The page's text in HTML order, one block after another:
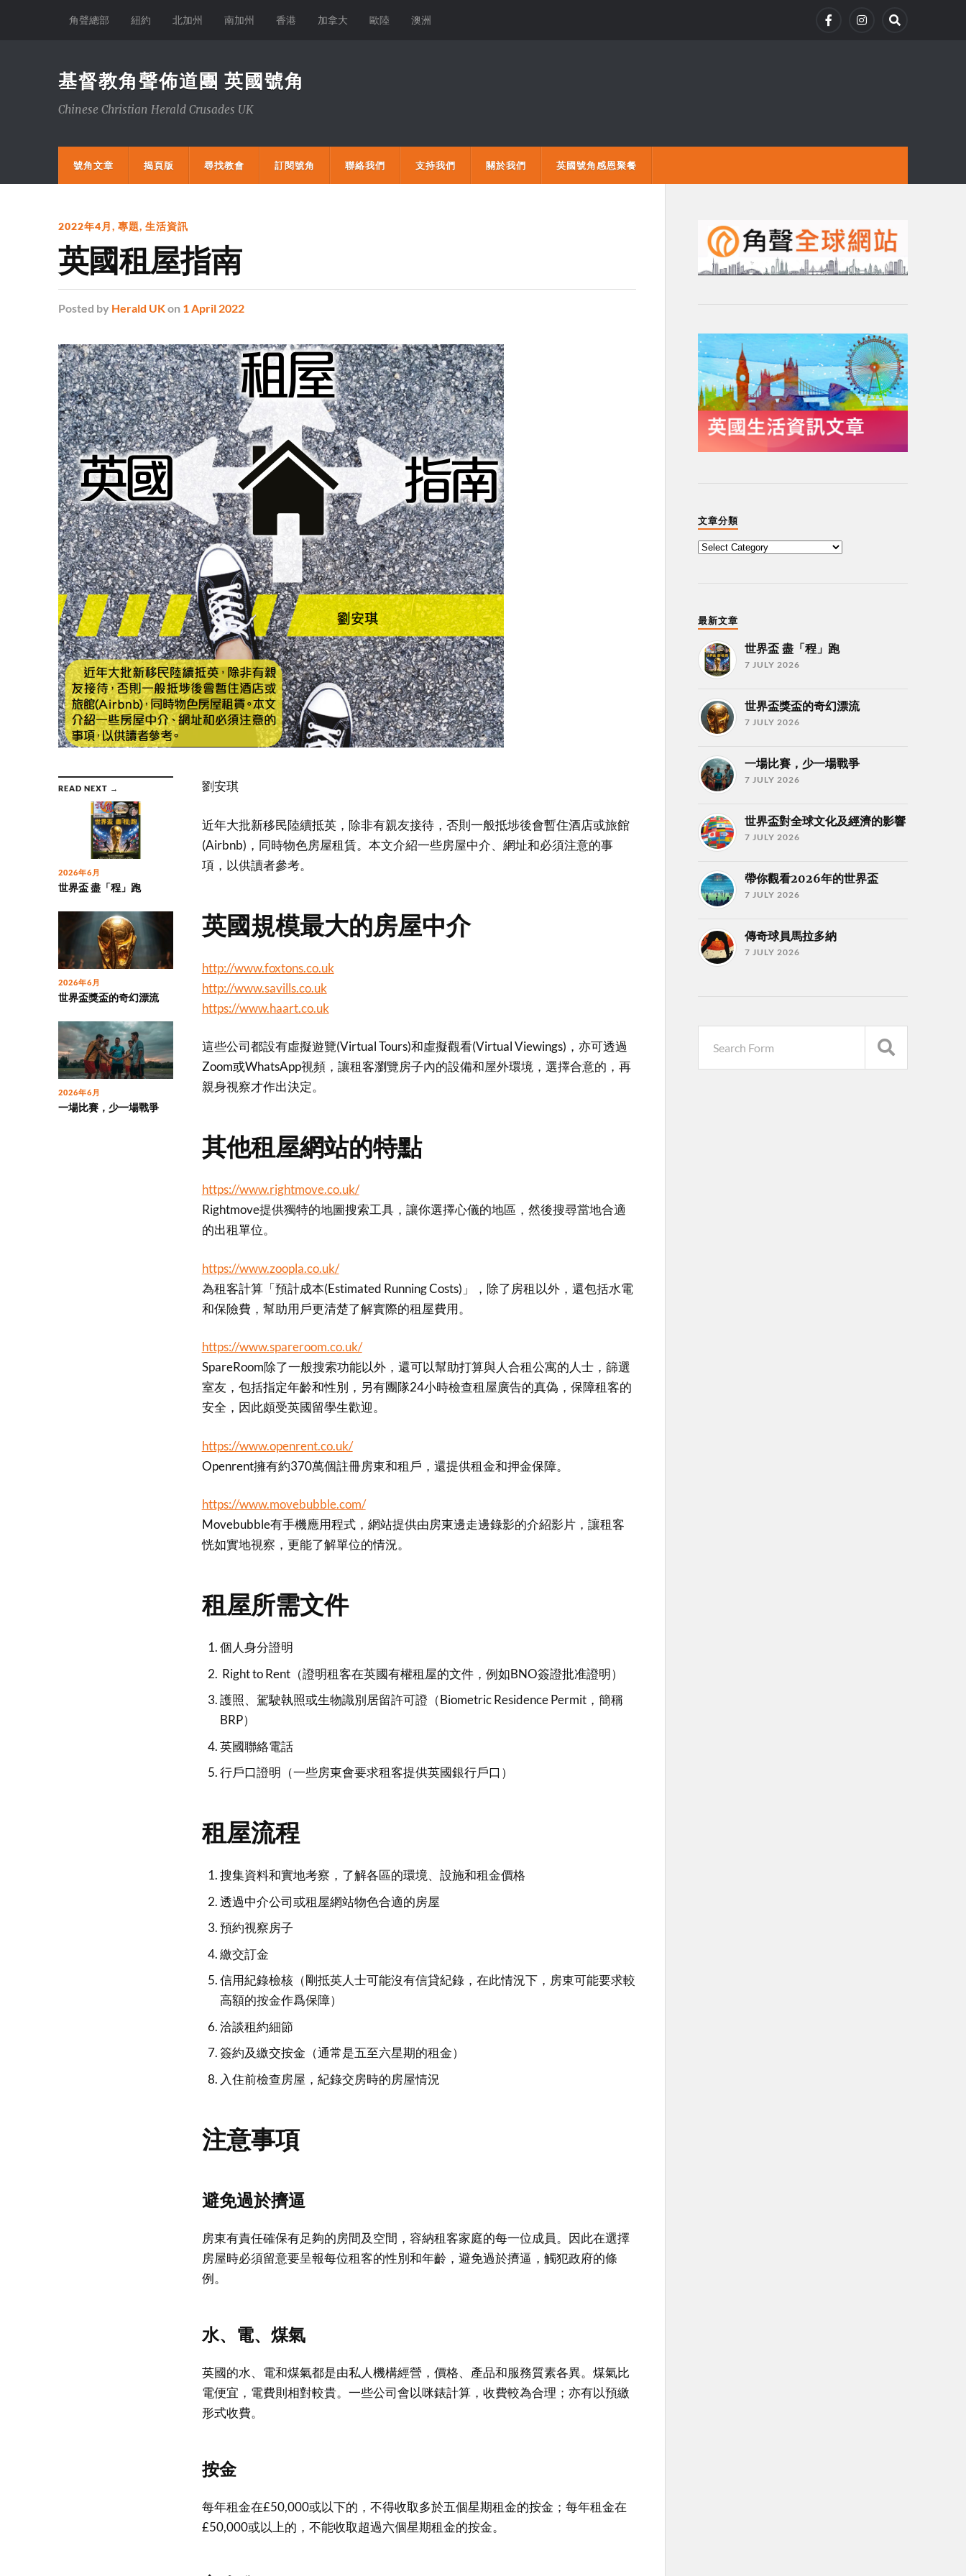
角聲總部 紐約 北加州 南加州 香港 加拿大 歐陸 澳洲
基督教角聲佈道團 英國號角
Chinese Christian Herald Crusades UK
號角文章 揭頁版 尋找教會 訂閱號角 聯絡我們 支持我們 關於我們 英國號角感恩聚餐
2022年4月, 專題, 生活資訊
英國租屋指南
Posted by Herald UKon 1 April 2022
READ NEXT →
2026年6月
世界盃 盡「程」跑
2026年6月
世界盃獎盃的奇幻漂流
2026年6月
一場比賽，少一場戰爭
劉安琪
近年大批新移民陸續抵英，除非有親友接待，否則一般抵埗後會暫住酒店或旅館
(Airbnb)，同時物色房屋租賃。本文介紹一些房屋中介、網址和必須注意的事
項，以供讀者參考。
英國規模最大的房屋中介
http://www.foxtons.co.uk
http://www.savills.co.uk
https://www.haart.co.uk
這些公司都設有虛擬遊覽(Virtual Tours)和虛擬觀看(Virtual Viewings)，亦可透過
Zoom或WhatsApp視頻，讓租客瀏覽房子內的設備和屋外環境，選擇合意的，再
親身視察才作出決定。
其他租屋網站的特點
https://www.rightmove.co.uk/
Rightmove提供獨特的地圖搜索工具，讓你選擇心儀的地區，然後搜尋當地合適
的出租單位。
https://www.zoopla.co.uk/
為租客計算「預計成本(Estimated Running Costs)」，除了房租以外，還包括水電
和保險費，幫助用戶更清楚了解實際的租屋費用。
https://www.spareroom.co.uk/
SpareRoom除了一般搜索功能以外，還可以幫助打算與人合租公寓的人士，篩選
室友，包括指定年齡和性別，另有團隊24小時檢查租屋廣告的真偽，保障租客的
安全，因此頗受英國留學生歡迎。
https://www.openrent.co.uk/
Openrent擁有約370萬個註冊房東和租戶，還提供租金和押金保障。
https://www.movebubble.com/
Movebubble有手機應用程式，網站提供由房東邊走邊錄影的介紹影片，讓租客
恍如實地視察，更能了解單位的情況。
租屋所需文件
個人身分證明
Right to Rent（證明租客在英國有權租屋的文件，例如BNO簽證批准證明）
護照、駕駛執照或生物識別居留許可證（Biometric Residence Permit，簡稱
BRP）
英國聯絡電話
行戶口證明（一些房東會要求租客提供英國銀行戶口）
租屋流程
搜集資料和實地考察，了解各區的環境、設施和租金價格
透過中介公司或租屋網站物色合適的房屋
預約視察房子
繳交訂金
信用紀錄檢核（剛抵英人士可能沒有信貸紀錄，在此情況下，房東可能要求較
高額的按金作爲保障）
洽談租約細節
簽約及繳交按金（通常是五至六星期的租金）
入住前檢查房屋，紀錄交房時的房屋情況
注意事項
避免過於擠逼
房東有責任確保有足夠的房間及空間，容納租客家庭的每一位成員。因此在選擇
房屋時必須留意要呈報每位租客的性別和年齡，避免過於擠逼，觸犯政府的條
例。
水、電、煤氣
英國的水、電和煤氣都是由私人機構經營，價格、產品和服務質素各異。煤氣比
電便宜，電費則相對較貴。一些公司會以咪錶計算，收費較為合理；亦有以預繳
形式收費。
按金
每年租金在£50,000或以下的，不得收取多於五個星期租金的按金；每年租金在
£50,000或以上的，不能收取超過六個星期租金的按金。
文章分類
最新文章
世界盃 盡「程」跑
7 JULY 2026
世界盃獎盃的奇幻漂流
7 JULY 2026
一場比賽，少一場戰爭
7 JULY 2026
世界盃對全球文化及經濟的影響
7 JULY 2026
帶你觀看2026年的世界盃
7 JULY 2026
傳奇球員馬拉多納
7 JULY 2026